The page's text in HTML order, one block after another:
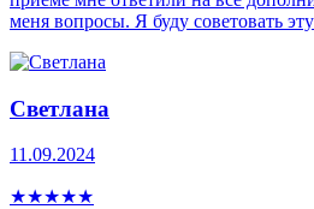
меня вопросы. Я буду советовать
Светлана
11.09.2024
★★★★★